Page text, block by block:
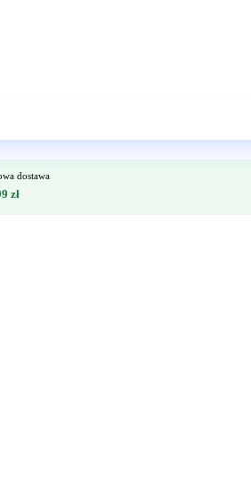
dostawa
zł